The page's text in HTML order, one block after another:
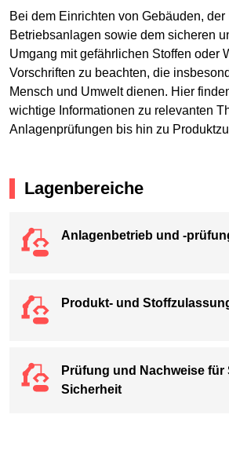
Bei dem Einrichten von Gebäuden,
Betriebsanlagen sowie dem sicheren
Umgang mit gefährlichen Stoffen oder
Vorschriften zu beachten, die
Mensch und Umwelt dienen. Hier
wichtige Informationen zu relevanten
Anlagenprüfungen bis hin zu
Lagenbereiche
Anlagenbetrieb und -
Produkt- und
Prüfung und Nachweise für
Sicherheit